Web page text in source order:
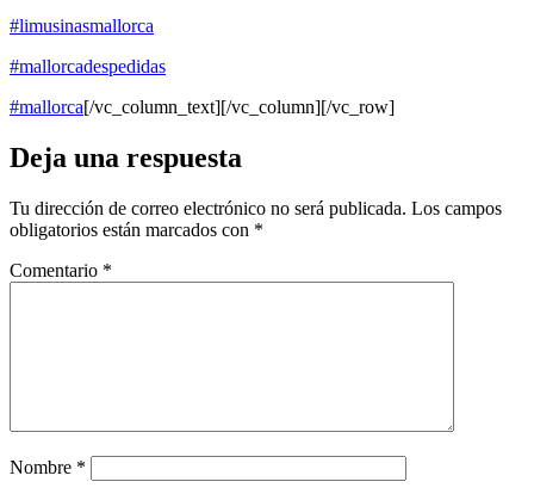
#limusinasmallorca
#mallorcadespedidas
#mallorca[/vc_column_text][/vc_column][/vc_row]
Deja una respuesta
Tu dirección de correo electrónico no será publicada. Los campos
obligatorios están marcados con *
Comentario *
Nombre *